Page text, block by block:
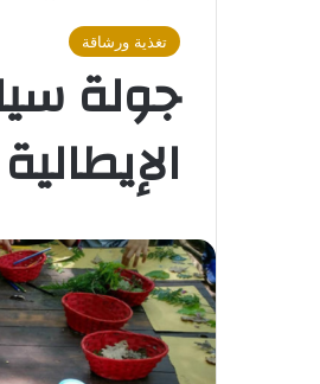
تغذية ورشاقة
جولة
الإيطالية